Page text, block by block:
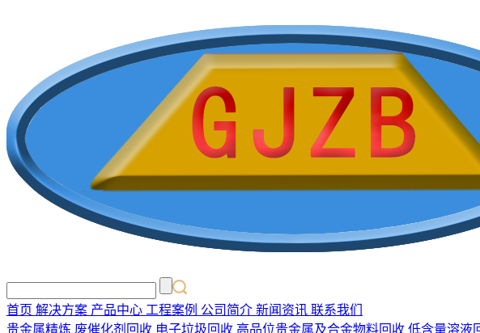
首页 解决方案 产品中心 工程案例 公司简介 新闻资讯 联系我们
贵金属精炼 废催化剂回收 电子垃圾回收 高品位贵金属及合金物料回收 低含量溶液